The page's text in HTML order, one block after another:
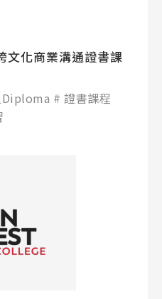
化商業溝通證書課
Diploma
證書課程